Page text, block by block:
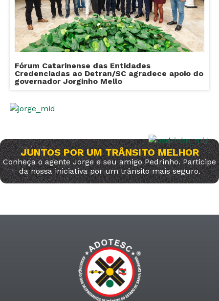
Fórum Catarinense das Entidades
Credenciadas ao Detran/SC agradece apoio do
governador Jorginho Mello
JUNTOS POR UM TRÂNSITO MELHOR
Conheça o agente Jorge e seu amigo Pedrinho. Participe
da nossa iniciativa por um trânsito mais seguro.